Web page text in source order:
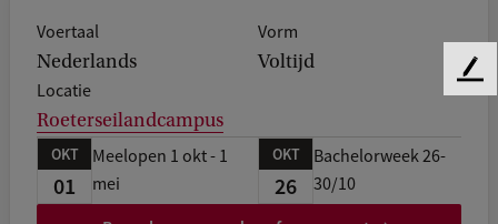
Voertaal
Nederlands
Vorm
Voltijd
Locatie
Roeterseilandcampus
OKT
01
Meelopen 1 okt - 1
mei
OKT
26
Bachelorweek 26-
30/10
F